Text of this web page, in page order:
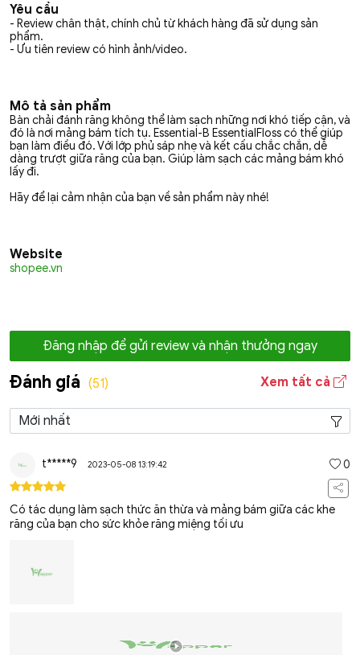
Yêu cầu
- Review chân thật, chính chủ từ khách hàng đã sử dụng sản
phẩm.
- Ưu tiên review có hình ảnh/video.
Mô tả sản phẩm
Bàn chải đánh răng không thể làm sạch những nơi khó tiếp cận, và
đó là nơi mảng bám tích tụ. Essential-B EssentialFloss có thể giúp
bạn làm điều đó. Với lớp phủ sáp nhẹ và kết cấu chắc chắn, dễ
dàng trượt giữa răng của bạn. Giúp làm sạch các mảng bám khó
lấy đi.
Hãy để lại cảm nhận của bạn về sản phẩm này nhé!
Website
shopee.vn
Đăng nhập để gửi review và nhận thưởng ngay
Đánh giá (51) Xem tất cả
t*****9 2023-05-08 13:19:42 0
Có tác dụng làm sạch thức ăn thừa và mảng bám giữa các khe
răng của bạn cho sức khỏe răng miệng tối ưu